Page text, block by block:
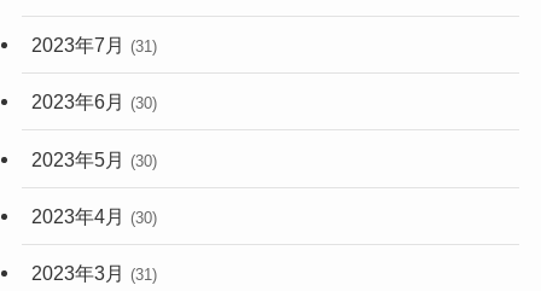
2023年7月 (31)
2023年6月 (30)
2023年5月 (30)
2023年4月 (30)
2023年3月 (31)